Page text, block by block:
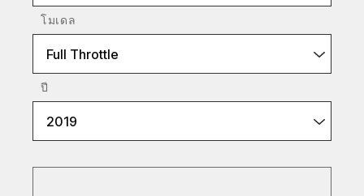
โมเดล
Full Throttle
ปี
2019